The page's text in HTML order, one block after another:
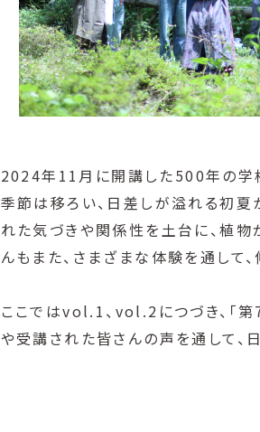
2024年11月に開講した500年の学
季節は移ろい、日差しが溢れる初夏
れた気づきや関係性を土台に、植物
んもまた、さまざまな体験を通して
ここではvol.1、vol.2につづき、「第
や受講された皆さんの声を通して、